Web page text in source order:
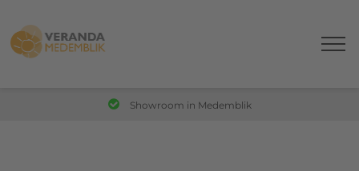
Showroom in Medemblik